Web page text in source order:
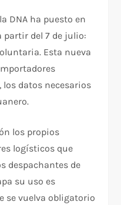
DNA ha puesto en
partir del 7 de julio:
Esta nueva
los datos necesarios
los propios
logísticos que
despachantes de
su uso es
se vuelva obligatorio